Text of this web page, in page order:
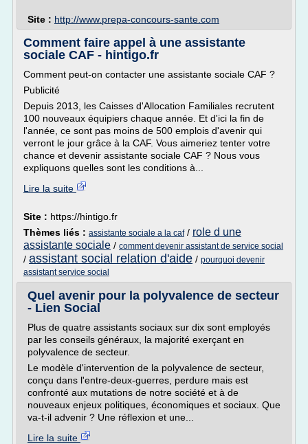
Site : http://www.prepa-concours-sante.com
Comment faire appel à une assistante
sociale CAF - hintigo.fr
Comment peut-on contacter une assistante sociale CAF ?
Publicité
Depuis 2013, les Caisses d'Allocation Familiales recrutent
100 nouveaux équipiers chaque année. Et d'ici la fin de
l'année, ce sont pas moins de 500 emplois d'avenir qui
verront le jour grâce à la CAF. Vous aimeriez tenter votre
chance et devenir assistante sociale CAF ? Nous vous
expliquons quelles sont les conditions à...
Lire la suite
Site : https://hintigo.fr
Thèmes liés : assistante sociale a la caf/ role d une
assistante sociale / comment devenir assistant de service social
/ assistant social relation d'aide / pourquoi devenir
assistant service social
Quel avenir pour la polyvalence de secteur
- Lien Social
Plus de quatre assistants sociaux sur dix sont employés
par les conseils généraux, la majorité exerçant en
polyvalence de secteur.
Le modèle d'intervention de la polyvalence de secteur,
conçu dans l'entre-deux-guerres, perdure mais est
confronté aux mutations de notre société et à de
nouveaux enjeux politiques, économiques et sociaux. Que
va-t-il advenir ? Une réflexion et une...
Lire la suite